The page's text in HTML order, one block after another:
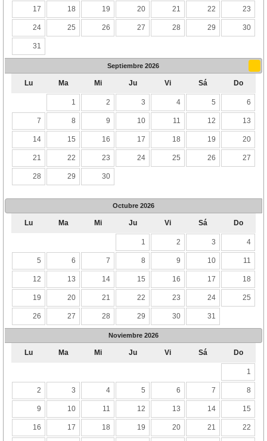
17 18 19 20 21 22 23
24 25 26 27 28 29 30
31
Septiembre 2026
Lu Ma Mi Ju Vi Sá Do
1 2 3 4 5 6
7 8 9 10 11 12 13
14 15 16 17 18 19 20
21 22 23 24 25 26 27
28 29 30
Octubre 2026
Lu Ma Mi Ju Vi Sá Do
1 2 3 4
5 6 7 8 9 10 11
12 13 14 15 16 17 18
19 20 21 22 23 24 25
26 27 28 29 30 31
Noviembre 2026
Lu Ma Mi Ju Vi Sá Do
1
2 3 4 5 6 7 8
9 10 11 12 13 14 15
16 17 18 19 20 21 22